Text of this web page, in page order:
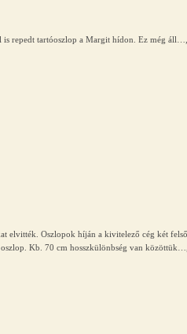
is repedt tartóoszlop a Margit hídon. Ez még
elvitték. Oszlopok híján a kivitelező cég két
Kb. 70 cm hosszkülönbség van